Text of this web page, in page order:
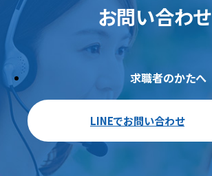
お問い合わせ
求職者のかたへ
LINEでお問い合わせ